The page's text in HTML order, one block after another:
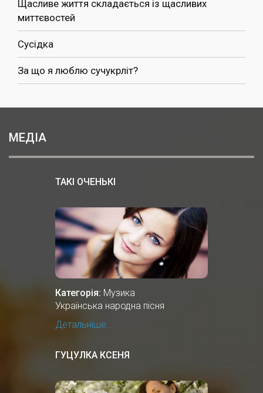
Щасливе життя складається із щасливих
миттєвостей
Сусідка
За що я люблю сучукрліт?
МЕДІА
ТАКІ ОЧЕНЬКІ
Категорія: Музика
Українська народна пісня
Детальніше...
ГУЦУЛКА КСЕНЯ